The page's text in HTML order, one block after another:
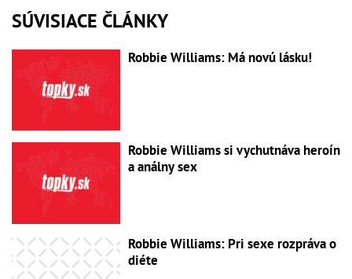
SÚVISIACE ČLÁNKY
Robbie Williams: Má novú lásku!
Robbie Williams si vychutnáva heroín
a análny sex
Robbie Williams: Pri sexe rozpráva o
diéte